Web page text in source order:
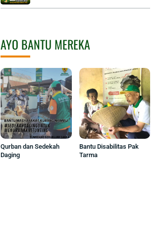
AYO BANTU MEREKA
Qurban dan Sedekah
Daging
Bantu Disabilitas Pak
Tarma